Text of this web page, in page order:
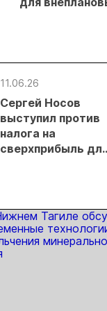
11.06.26
Сергей Носов
выступил против
налога на
сверхприбыль для